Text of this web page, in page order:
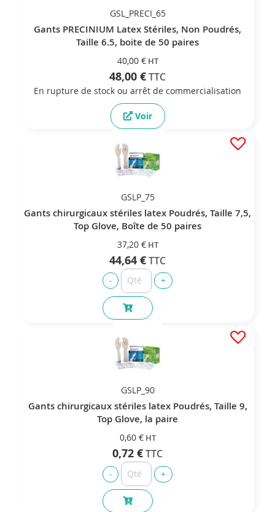
GSL_PRECI_65
Gants PRECINIUM Latex Stériles, Non Poudrés,
Taille 6.5, boite de 50 paires
40,00 €
48,00 €
En rupture de stock ou arrêt de commercialisation
Voir
GSLP_75
Gants chirurgicaux stériles latex Poudrés, Taille 7,5,
Top Glove, Boîte de 50 paires
37,20 €
44,64 €
GSLP_90
Gants chirurgicaux stériles latex Poudrés, Taille 9,
Top Glove, la paire
0,60 €
0,72 €